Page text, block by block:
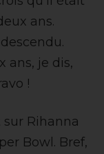
ans.
ans, je dis,
!
sur Rihanna
Bowl. Bref,